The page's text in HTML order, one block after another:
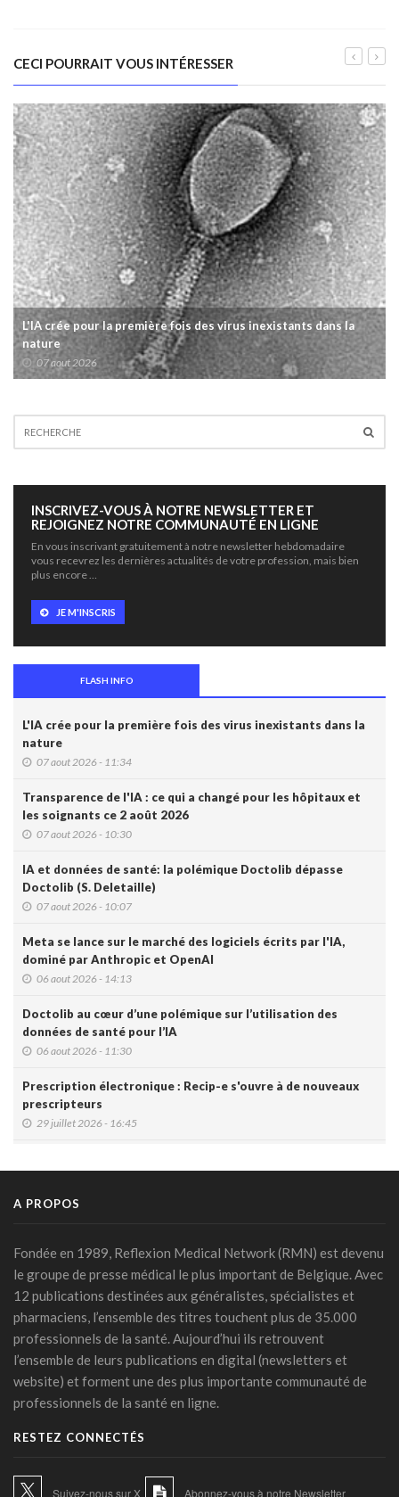
CECI POURRAIT VOUS INTÉRESSER
L'IA crée pour la première fois des virus inexistants dans la
nature
07 aout 2026
INSCRIVEZ-VOUS À NOTRE NEWSLETTER ET
REJOIGNEZ NOTRE COMMUNAUTÉ EN LIGNE
En vous inscrivant gratuitement à notre newsletter hebdomadaire
vous recevrez les dernières actualités de votre profession, mais bien
plus encore …
JE M'INSCRIS
FLASH INFO
L'IA crée pour la première fois des virus inexistants dans la
nature
07 aout 2026 - 11:34
Transparence de l'IA : ce qui a changé pour les hôpitaux et
les soignants ce 2 août 2026
07 aout 2026 - 10:30
IA et données de santé: la polémique Doctolib dépasse
Doctolib (S. Deletaille)
07 aout 2026 - 10:07
Meta se lance sur le marché des logiciels écrits par l'IA,
dominé par Anthropic et OpenAI
06 aout 2026 - 14:13
Doctolib au cœur d’une polémique sur l’utilisation des
données de santé pour l’IA
06 aout 2026 - 11:30
Prescription électronique : Recip-e s'ouvre à de nouveaux
prescripteurs
29 juillet 2026 - 16:45
médicaux arrive
24 juillet 2026 - 09:14
France: le Parlement interdit les réseaux sociaux aux moins
de 15 ans, première en Europe
21 juillet 2026 - 20:39
L'Ares finance un projet d'IA pour renforcer le diagnostic de
la malaria en RDC
17 juillet 2026 - 14:55
A PROPOS
Fondée en 1989, Reflexion Medical Network (RMN) est devenu
le groupe de presse médical le plus important de Belgique. Avec
12 publications destinées aux généralistes, spécialistes et
pharmaciens, l’ensemble des titres touchent plus de 35.000
professionnels de la santé. Aujourd’hui ils retrouvent
l’ensemble de leurs publications en digital (newsletters et
website) et forment une des plus importante communauté de
professionnels de la santé en ligne.
RESTEZ CONNECTÉS
Suivez-nous sur X Abonnez-vous à notre Newsletter